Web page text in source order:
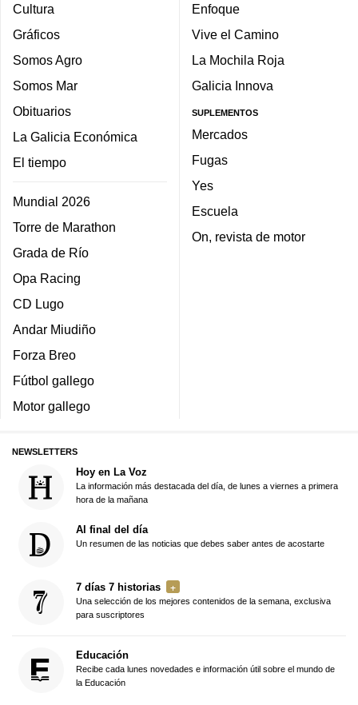
Cultura
Gráficos
Somos Agro
Somos Mar
Obituarios
La Galicia Económica
El tiempo
Mundial 2026
Torre de Marathon
Grada de Río
Opa Racing
CD Lugo
Andar Miudiño
Forza Breo
Fútbol gallego
Motor gallego
Enfoque
Vive el Camino
La Mochila Roja
Galicia Innova
SUPLEMENTOS
Mercados
Fugas
Yes
Escuela
On, revista de motor
NEWSLETTERS
Hoy en La Voz
La información más destacada del día, de lunes a viernes a primera
hora de la mañana
Al final del día
Un resumen de las noticias que debes saber antes de acostarte
7 días 7 historias
Una selección de los mejores contenidos de la semana, exclusiva
para suscriptores
Educación
Recibe cada lunes novedades e información útil sobre el mundo de
la Educación